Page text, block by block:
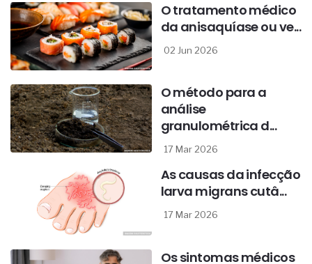
O tratamento médico
da anisaquíase ou ve...
02 Jun 2026
O método para a
análise
granulométrica d...
17 Mar 2026
As causas da infecção
larva migrans cutâ...
17 Mar 2026
Os sintomas médicos